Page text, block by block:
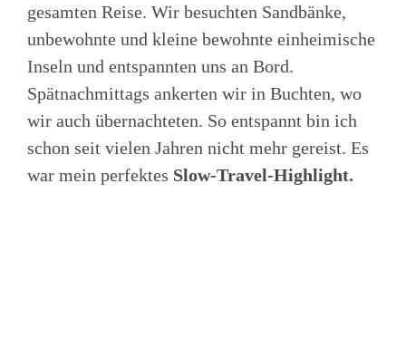
gesamten Reise. Wir besuchten Sandbänke,
unbewohnte und kleine bewohnte einheimische
Inseln und entspannten uns an Bord.
Spätnachmittags ankerten wir in Buchten, wo
wir auch übernachteten. So entspannt bin ich
schon seit vielen Jahren nicht mehr gereist. Es
war mein perfektes Slow-Travel-Highlight.